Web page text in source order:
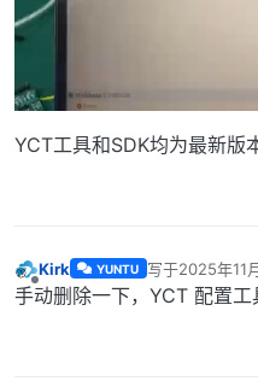
YCT工具和SDK均为最新版
离线
Kirk YUNTU 写于2025年11
最后由 编辑
手动删除一下，YCT 配置